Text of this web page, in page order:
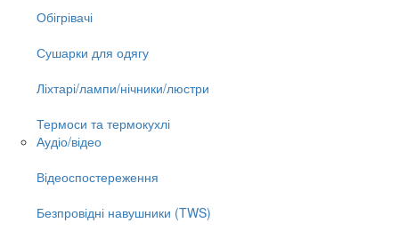
Обігрівачі
Сушарки для одягу
Ліхтарі/лампи/нічники/люстри
Термоси та термокухлі
Аудіо/відео
Відеоспостереження
Безпровідні навушники (TWS)